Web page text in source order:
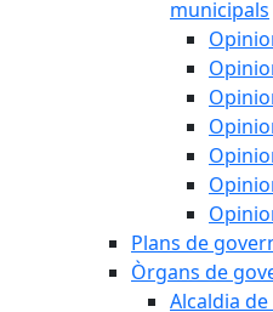
municipals
Plans de
Òrgans de
Alcaldia de